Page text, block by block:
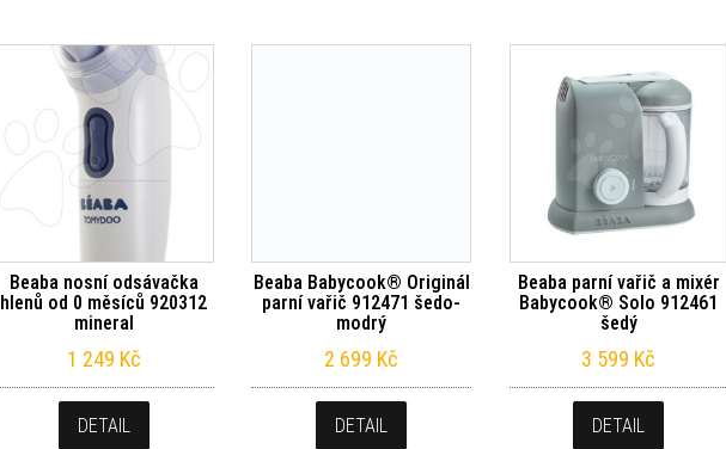
Beaba nosní odsávačka
hlenů od 0 měsíců 920312
mineral
1 249 Kč
DETAIL
Beaba Babycook® Originál
parní vařič 912471 šedo-
modrý
2 699 Kč
DETAIL
Beaba parní vařič a mixér
Babycook® Solo 912461
šedý
3 599 Kč
DETAIL